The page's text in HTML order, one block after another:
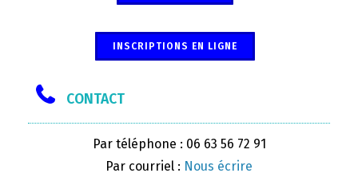
INSCRIPTIONS EN LIGNE
CONTACT
Par téléphone : 06 63 56 72 91
Par courriel : Nous écrire